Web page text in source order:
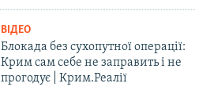
ВІДЕО
Блокада без сухопутної операції:
Крим сам себе не заправить і не
прогодує | Крим.Реалії